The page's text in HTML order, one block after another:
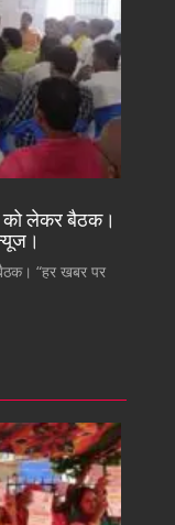
को लेकर बैठक।
“हर खबर पर